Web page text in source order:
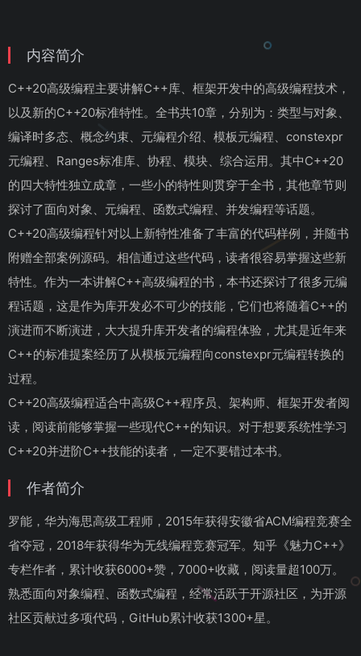
内容简介
C++20高级编程主要讲解C++库、框架开发中的高级编程技术，
以及新的C++20标准特性。全书共10章，分别为：类型与对象、
编译时多态、概念约束、元编程介绍、模板元编程、constexpr
元编程、Ranges标准库、协程、模块、综合运用。其中C++20
的四大特性独立成章，一些小的特性则贯穿于全书，其他章节则
探讨了面向对象、元编程、函数式编程、并发编程等话题。
C++20高级编程针对以上新特性准备了丰富的代码样例，并随书
附赠全部案例源码。相信通过这些代码，读者很容易掌握这些新
特性。作为一本讲解C++高级编程的书，本书还探讨了很多元编
程话题，这是作为库开发必不可少的技能，它们也将随着C++的
演进而不断演进，大大提升库开发者的编程体验，尤其是近年来
C++的标准提案经历了从模板元编程向constexpr元编程转换的
过程。
C++20高级编程适合中高级C++程序员、架构师、框架开发者阅
读，阅读前能够掌握一些现代C++的知识。对于想要系统性学习
C++20并进阶C++技能的读者，一定不要错过本书。
作者简介
罗能，华为海思高级工程师，2015年获得安徽省ACM编程竞赛全
省夺冠，2018年获得华为无线编程竞赛冠军。知乎《魅力C++》
专栏作者，累计收获6000+赞，7000+收藏，阅读量超100万。
熟悉面向对象编程、函数式编程，经常活跃于开源社区，为开源
社区贡献过多项代码，GitHub累计收获1300+星。